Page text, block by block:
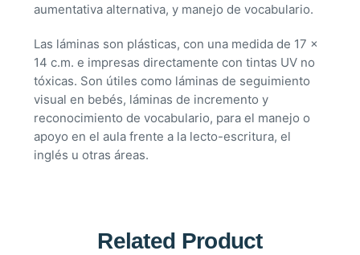
aumentativa alternativa, y manejo de vocabulario.
Las láminas son plásticas, con una medida de 17 x
14 c.m. e impresas directamente con tintas UV no
tóxicas. Son útiles como láminas de seguimiento
visual en bebés, láminas de incremento y
reconocimiento de vocabulario, para el manejo o
apoyo en el aula frente a la lecto-escritura, el
inglés u otras áreas.
Related Product